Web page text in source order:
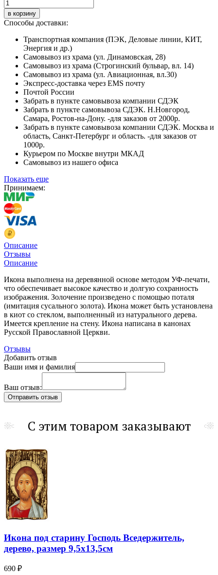
в корзину
Способы доставки:
Транспортная компания (ПЭК, Деловые линии, КИТ,
Энергия и др.)
Самовывоз из храма (ул. Динамовская, 28)
Самовывоз из храма (Строгинский бульвар, вл. 14)
Самовывоз из храма (ул. Авиационная, вл.30)
Экспресс-доставка через EMS почту
Почтой России
Забрать в пункте самовывоза компании СДЭК
Забрать в пункте самовывоза СДЭК. Н.Новгород,
Самара, Ростов-на-Дону. -для заказов от 2000р.
Забрать в пункте самовывоза компании СДЭК. Москва и
область, Санкт-Петербург и область. -для заказов от
1000р.
Курьером по Москве внутри МКАД
Самовывоз из нашего офиса
Показать еще
Принимаем:
Описание
Отзывы
Описание
Икона выполнена на деревянной основе методом УФ-печати,
что обеспечивает высокое качество и долгую сохранность
изображения. Золочение произведено с помощью поталя
(имитация сусального золота). Икона может быть установлена
в киот со стеклом, выполненный из натурального дерева.
Имеется крепление на стену. Икона написана в канонах
Русской Православной Церкви.
Отзывы
Добавить отзыв
Ваши имя и фамилия
Ваш отзыв:
С этим товаром заказывают
Икона под старину Господь Вседержитель,
дерево, размер 9,5х13,5см
690 ₽